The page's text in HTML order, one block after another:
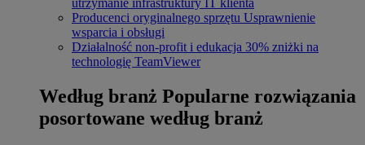
utrzymanie infrastruktury IT klienta
Producenci oryginalnego sprzętu Usprawnienie
wsparcia i obsługi
Działalność non-profit i edukacja 30% zniżki na
technologię TeamViewer
Według branż Popularne rozwiązania
posortowane według branż